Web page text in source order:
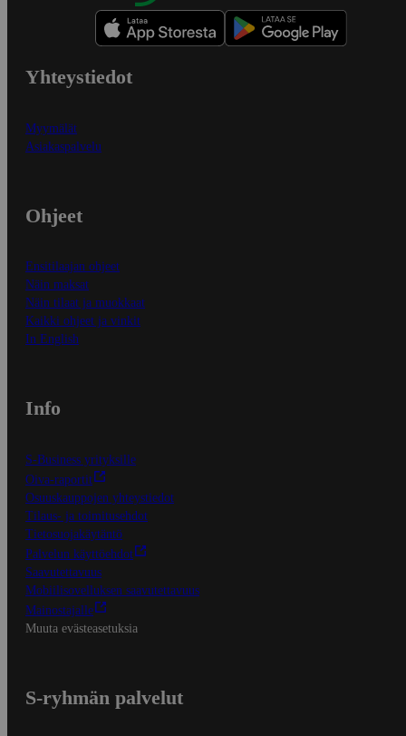
Yhteystiedot
Myymälät
Asiakaspalvelu
Ohjeet
Ensitilaajan ohjeet
Näin maksat
Näin tilaat ja muokkaat
Kaikki ohjeet ja vinkit
In English
Info
S-Business yrityksille
Oiva-raportit
Osuuskauppojen yhteystiedot
Tilaus- ja toimitusehdot
Tietosuojakäytäntö
Palvelun käyttöehdot
Saavutettavuus
Mobiilisovelluksen saavutettavuus
Mainostajalle
Muuta evästeasetuksia
S-ryhmän palvelut